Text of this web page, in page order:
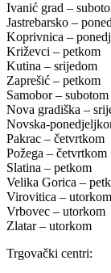
Ivanić grad –
Jastrebarsko –
Koprivnica –
Križevci – petkom
Kutina – srijedom
Zaprešić – petkom
Samobor – subotom
Nova gradiška –
Novska-
Pakrac – četvrtkom
Požega – četvrtkom
Slatina – petkom
Velika Gorica –
Virovitica –
Vrbovec – utorkom
Zlatar – utorkom
Trgovački centri: